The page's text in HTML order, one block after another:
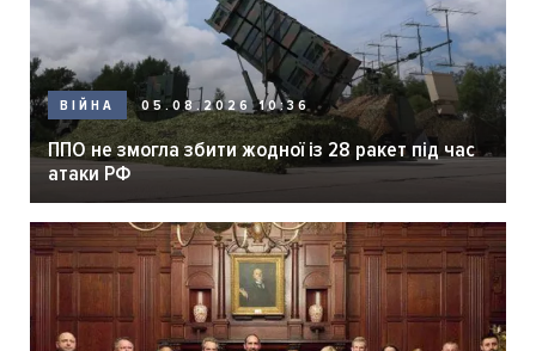
ВІЙНА 05.08.2026 10:36
ППО не змогла збити жодної із 28 ракет під час
атаки РФ